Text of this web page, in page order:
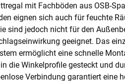
mit Fachböden aus OSB-
eignen sich auch für feuchte
sind jedoch nicht für den
geeignet. Das
ermöglicht eine schnelle
die Winkelprofile gesteckt und
Verbindung garantiert eine